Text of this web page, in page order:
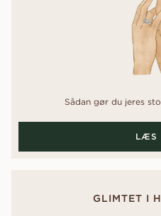
Sådan gør du jeres
LÆS
GLIMTET I